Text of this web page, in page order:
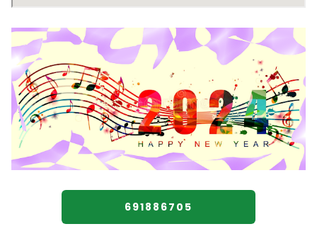
691886705